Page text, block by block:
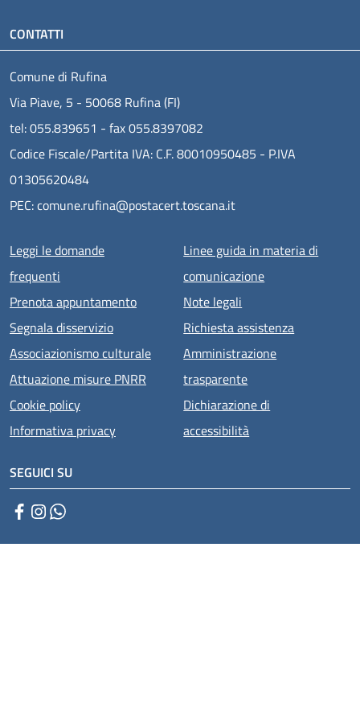
CONTATTI
Comune di Rufina
Via Piave, 5 - 50068 Rufina (FI)
tel: 055.839651 - fax 055.8397082
Codice Fiscale/Partita IVA: C.F. 80010950485 - P.IVA
01305620484
PEC: comune.rufina@postacert.toscana.it
Menu piè di pagina
Leggi le domande
frequenti
Prenota appuntamento
Segnala disservizio
Associazionismo culturale
Attuazione misure PNRR
Cookie policy
Informativa privacy
Linee guida in materia di
comunicazione
Note legali
Richiesta assistenza
Amministrazione
trasparente
Dichiarazione di
accessibilità
SEGUICI SU
FacebookInstagram